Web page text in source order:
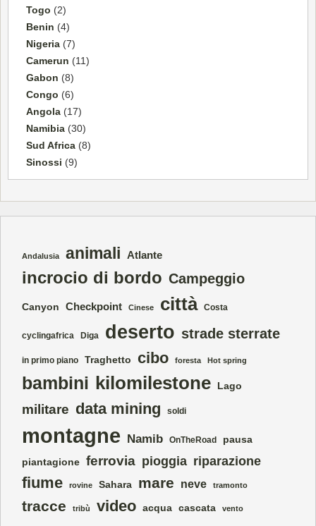
Togo (2)
Benin (4)
Nigeria (7)
Camerun (11)
Gabon (8)
Congo (6)
Angola (17)
Namibia (30)
Sud Africa (8)
Sinossi (9)
Andalusia animali Atlante
incrocio di bordo Campeggio
Canyon Checkpoint Cinese città Costa
cyclingafrica Diga deserto strade sterrate
in primo piano Traghetto cibo foresta Hot spring
bambini kilomilestone Lago
militare data mining soldi
montagne Namib OnTheRoad pausa
piantagione ferrovia pioggia riparazione
fiume rovine Sahara mare neve tramonto
tracce tribù video acqua cascata vento